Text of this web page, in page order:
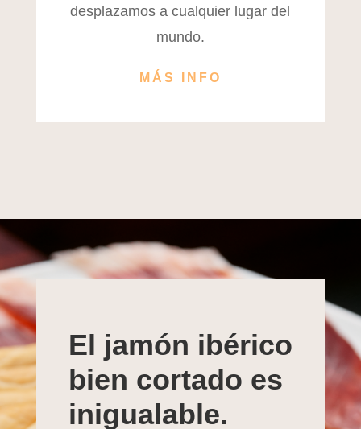
desplazamos a cualquier lugar del
mundo.
MÁS INFO
El jamón ibérico
bien cortado es
inigualable.